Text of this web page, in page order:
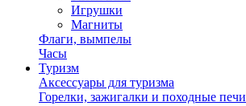
Игрушки
Магниты
Флаги, вымпелы
Часы
Туризм
Аксессуары для туризма
Горелки, зажигалки и походные печи